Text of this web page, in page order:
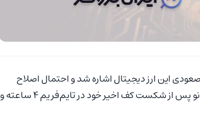
این ارز دیجیتال اشاره شد و احتمال اصلاح
قیمت در کوتاه‌مدت مطرح گردید. این پیش‌بینی درست از آب درآمد و کاردانو پس از شکست کف اخیر خود در تایم‌فریم ۴ ساعته و